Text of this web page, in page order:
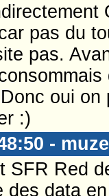
pas du
pas.
oui
:)
- muze
SFR Red
des data